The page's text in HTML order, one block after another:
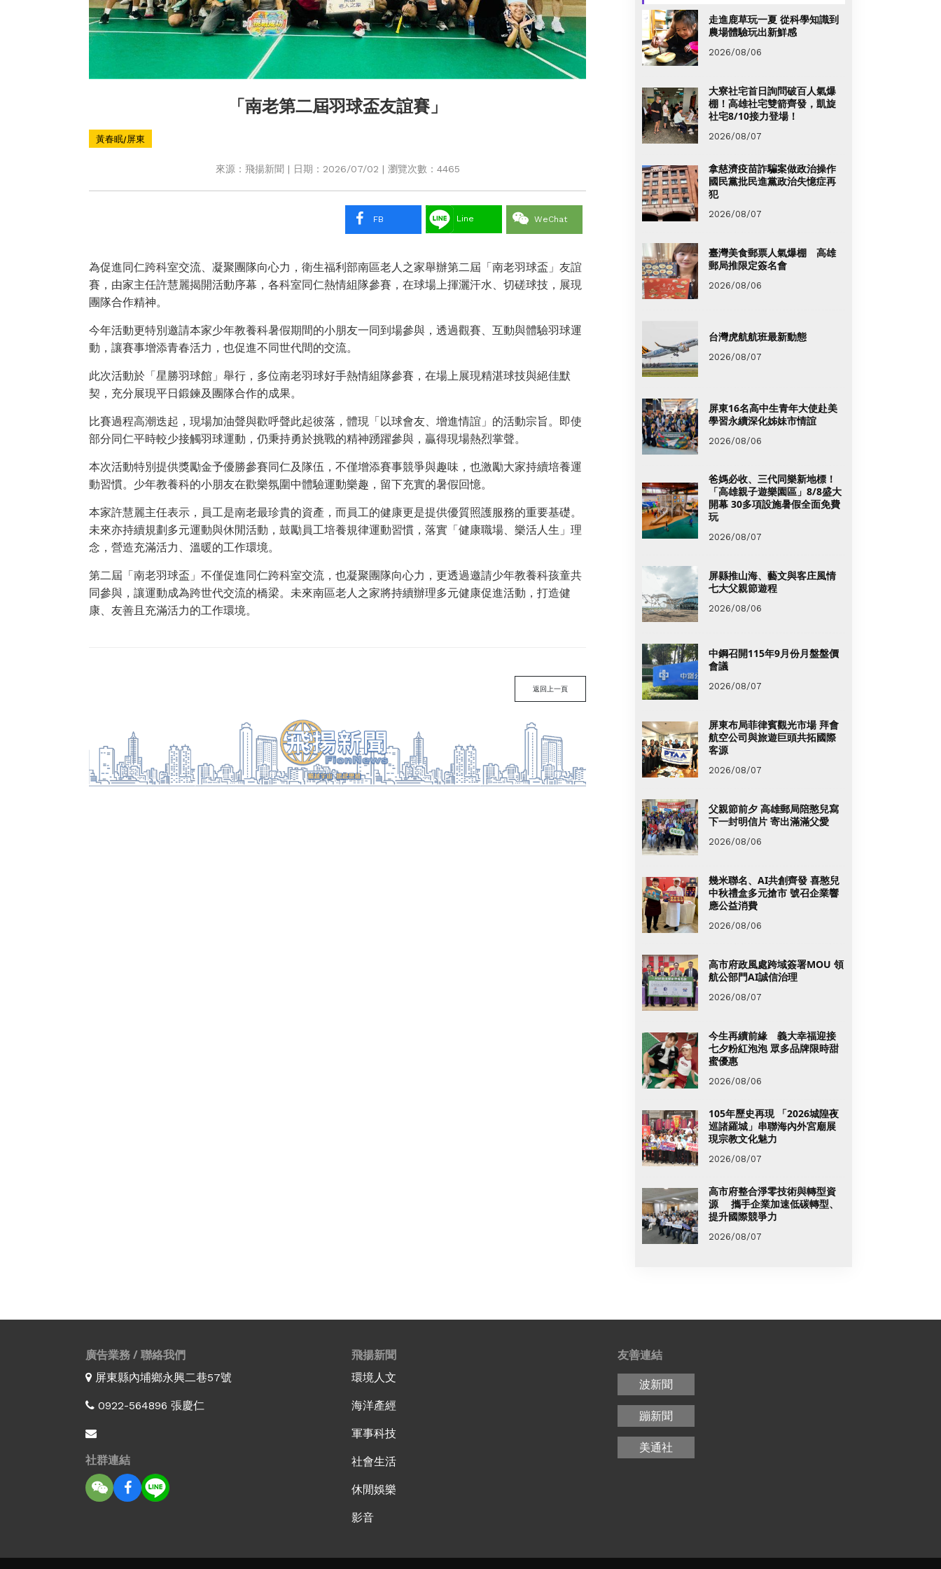
「南老第二屆羽球盃友誼賽」
黃春眠/屏東
來源：飛揚新聞 | 日期：2026/07/02 | 瀏覽次數：4465
FB Line WeChat
為促進同仁跨科室交流、凝聚團隊向心力，衛生福利部南區老人之家舉辦第二屆「南老羽球盃」友誼
賽，由家主任許慧麗揭開活動序幕，各科室同仁熱情組隊參賽，在球場上揮灑汗水、切磋球技，展現
團隊合作精神。
今年活動更特別邀請本家少年教養科暑假期間的小朋友一同到場參與，透過觀賽、互動與體驗羽球運
動，讓賽事增添青春活力，也促進不同世代間的交流。
此次活動於「星勝羽球館」舉行，多位南老羽球好手熱情組隊參賽，在場上展現精湛球技與絕佳默
契，充分展現平日鍛鍊及團隊合作的成果。
比賽過程高潮迭起，現場加油聲與歡呼聲此起彼落，體現「以球會友、增進情誼」的活動宗旨。即使
部分同仁平時較少接觸羽球運動，仍秉持勇於挑戰的精神踴躍參與，贏得現場熱烈掌聲。
本次活動特別提供獎勵金予優勝參賽同仁及隊伍，不僅增添賽事競爭與趣味，也激勵大家持續培養運
動習慣。少年教養科的小朋友在歡樂氛圍中體驗運動樂趣，留下充實的暑假回憶。
本家許慧麗主任表示，員工是南老最珍貴的資產，而員工的健康更是提供優質照護服務的重要基礎。
未來亦持續規劃多元運動與休閒活動，鼓勵員工培養規律運動習慣，落實「健康職場、樂活人生」理
念，營造充滿活力、溫暖的工作環境。
第二屆「南老羽球盃」不僅促進同仁跨科室交流，也凝聚團隊向心力，更透過邀請少年教養科孩童共
同參與，讓運動成為跨世代交流的橋梁。未來南區老人之家將持續辦理多元健康促進活動，打造健
康、友善且充滿活力的工作環境。
返回上一頁
走進鹿草玩一夏 從科學知識到
農場體驗玩出新鮮感
2026/08/06
大寮社宅首日詢問破百人氣爆
棚！高雄社宅雙箭齊發，凱旋
社宅8/10接力登場！
2026/08/07
拿慈濟疫苗詐騙案做政治操作
國民黨批民進黨政治失憶症再
犯
2026/08/07
臺灣美食郵票人氣爆棚 高雄
郵局推限定簽名會
2026/08/06
台灣虎航航班最新動態
2026/08/07
屏東16名高中生青年大使赴美
學習永續深化姊妹市情誼
2026/08/06
爸媽必收、三代同樂新地標！
「高雄親子遊樂園區」8/8盛大
開幕 30多項設施暑假全面免費
玩
2026/08/07
屏縣推山海、藝文與客庄風情
七大父親節遊程
2026/08/06
中鋼召開115年9月份月盤盤價
會議
2026/08/07
屏東布局菲律賓觀光市場 拜會
航空公司與旅遊巨頭共拓國際
客源
2026/08/07
父親節前夕 高雄郵局陪憨兒寫
下一封明信片 寄出滿滿父愛
2026/08/06
幾米聯名、AI共創齊發 喜憨兒
中秋禮盒多元搶市 號召企業響
應公益消費
2026/08/06
高市府政風處跨域簽署MOU 領
航公部門AI誠信治理
2026/08/07
今生再續前緣 義大幸福迎接
七夕粉紅泡泡 眾多品牌限時甜
蜜優惠
2026/08/06
105年歷史再現 「2026城隍夜
巡諸羅城」串聯海內外宮廟展
現宗教文化魅力
2026/08/07
高市府整合淨零技術與轉型資
源 攜手企業加速低碳轉型、
提升國際競爭力
2026/08/07
廣告業務 / 聯絡我們
屏東縣內埔鄉永興二巷57號
0922-564896 張慶仁
社群連結
飛揚新聞
環境人文
海洋產經
軍事科技
社會生活
休閒娛樂
影音
友善連結
波新聞
蹦新聞
美通社